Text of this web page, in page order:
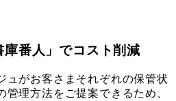
番人」でコスト削減
ュがお客さまそれぞれの保管状
理方法をご提案できるため、